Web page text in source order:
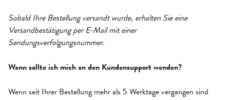
Sobald Ihre Bestellung versandt wurde, erhalten Sie eine
Versandbestätigung per E-Mail mit einer
Sendungsverfolgungsnummer.
Wann sollte ich mich an den Kundensupport wenden?
Wenn seit Ihrer Bestellung mehr als 5 Werktage vergangen sind